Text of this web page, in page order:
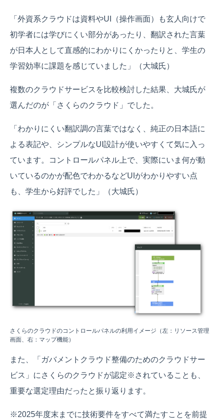
「外資系クラウドは資料やUI（操作画面）も玄人向けで
初学者には学びにくい部分があったり、翻訳された言葉
が日本人として直感的にわかりにくかったりと、学生の
学習効率に課題を感じていました」（大城氏）
複数のクラウドサービスを比較検討した結果、大城氏が
選んだのが「さくらのクラウド」でした。
「わかりにくい翻訳調の言葉ではなく、純正の日本語に
よる表記や、シンプルなUI設計が使いやすくて気に入っ
ています。コントロールパネル上で、実際にいま何が動
いているのかが配色でわかるなどUIがわかりやすい点
も、学生から好評でした」（大城氏）
さくらのクラウドのコントロールパネルの利用イメージ（左：リソース管理
画面、右：マップ機能）
また、「ガバメントクラウド整備のためのクラウドサー
ビス」にさくらのクラウドが認定※されていることも、
重要な選定理由だったと振り返ります。
※2025年度末までに技術要件をすべて満たすことを前提